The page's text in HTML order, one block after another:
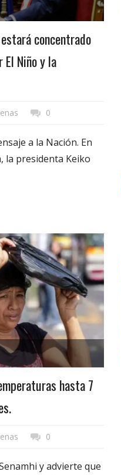
concentrado
El Niño y la
0
a la Nación. En
la presidenta Keiko
hasta 7
0
y advierte que